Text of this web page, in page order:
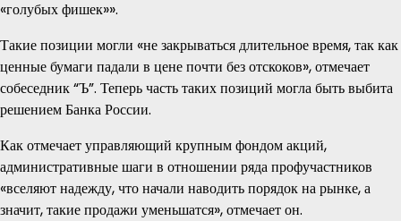
«голубых фишек»».
Такие позиции могли «не закрываться длительное время, так как
ценные бумаги падали в цене почти без отскоков», отмечает
собеседник “Ъ”. Теперь часть таких позиций могла быть выбита
решением Банка России.
Как отмечает управляющий крупным фондом акций,
административные шаги в отношении ряда профучастников
«вселяют надежду, что начали наводить порядок на рынке, а
значит, такие продажи уменьшатся», отмечает он.